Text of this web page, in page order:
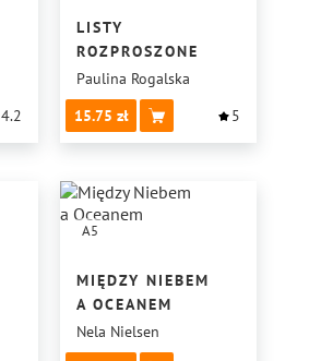
4.2
LISTY
ROZPROSZONE
Paulina Rogalska
15.75
5
A5
MIĘDZY NIEBEM
A OCEANEM
Nela Nielsen